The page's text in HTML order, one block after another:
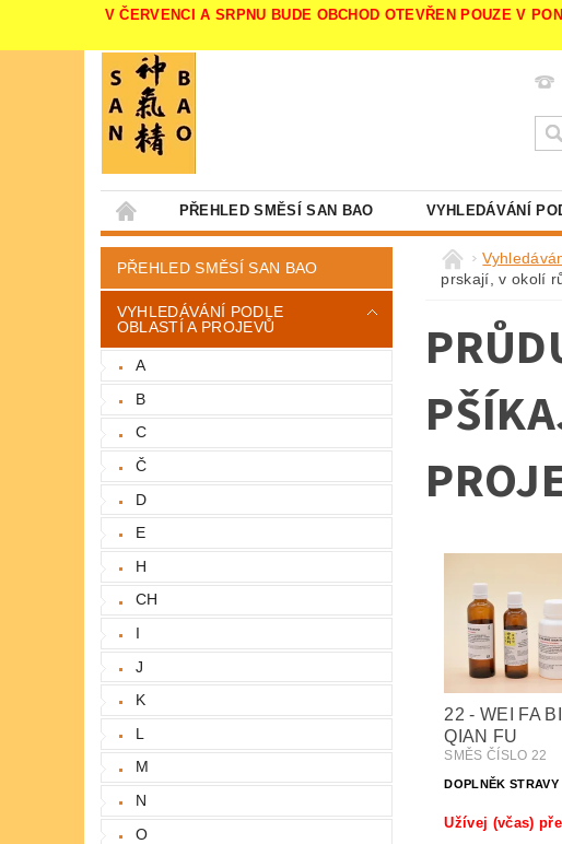
V ČERVENCI A SRPNU BUDE OBCHOD OTEVŘEN POUZE V
PŘEHLED SMĚSÍ SAN BAO VYHLEDÁVÁNÍ
PŘEHLED SMĚSÍ SAN BAO
VYHLEDÁVÁNÍ PODLE
OBLASTÍ A PROJEVŮ
A
B
C
Č
D
E
H
CH
I
J
K
L
M
N
O
prskají, v okolí
22 - WEI FA
QIAN FU
SMĚS ČÍSLO 22
DOPLNĚK STRAVY
Užívej (včas)